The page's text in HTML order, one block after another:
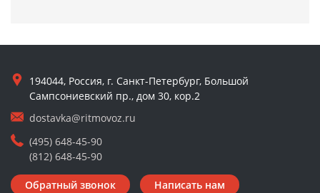
194044, Россия, г. Санкт-Петербург, Большой
Сампсониевский пр., дом 30, кор.2
dostavka@ritmovoz.ru
(495) 648-45-90
(812) 648-45-90
Обратный звонок Написать нам